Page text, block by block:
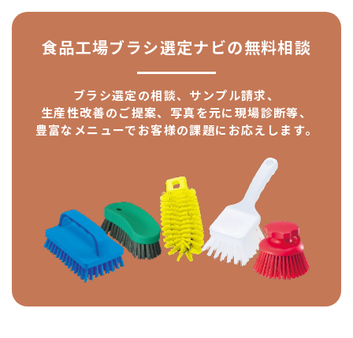
食品工場ブラシ選定ナビの無料相談
ブラシ選定の相談、サンプル請求、
生産性改善のご提案、 写真を元に現場診断等、
豊富なメニューでお客様の課題にお応えします。